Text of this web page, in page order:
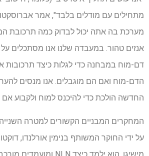
מתחילים עם מודלים בלבד", אמר
מערכת בה אתה יכול לבדוק כמה תרכובת
אנזים טהור. במעבדה שלנו אנו מסתכלים
דם-מוח במבחנה כדי לגלות כיצד
הדם-מוח ואם הם מוגבלים. אנו מנסים
החדשה הולכת כדי להיכנס למוח ולקבוע
המחקרים המבניים הקשורים למטרה השנייה
על ידי החוקר המשותף בנימין אורלנדו,